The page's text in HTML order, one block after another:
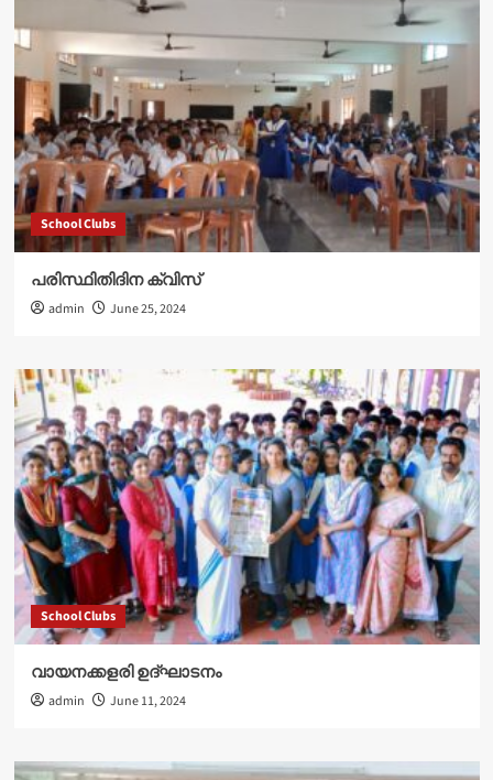
School Clubs
പരിസ്ഥിതിദിന ക്വിസ്
admin June 25, 2024
School Clubs
വായനക്കളരി ഉദ്‌ഘാടനം
admin June 11, 2024